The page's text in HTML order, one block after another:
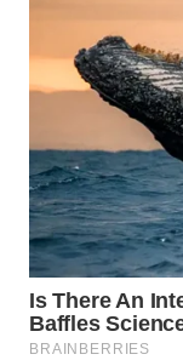
WN
BINJAI
CIREBON
WN
INDRAMAYU
WN
KUNINGAN